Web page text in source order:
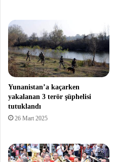
Yunanistan’a kaçarken
yakalanan 3 terör şüphelisi
tutuklandı
26 Mart 2025